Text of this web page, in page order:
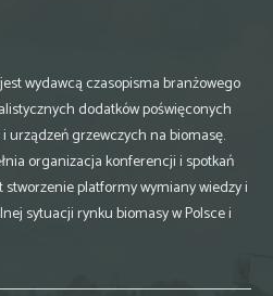
wydawcą czasopisma branżowego
dodatków poświęconych
urządzeń grzewczych na biomasę.
organizacja konferencji i spotkań
platformy wymiany wiedzy i
sytuacji rynku biomasy w Polsce i